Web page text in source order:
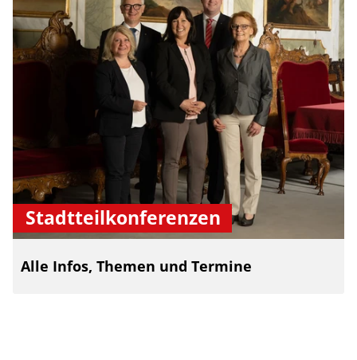
Stadtteilkonferenzen
Alle Infos, Themen und Termine